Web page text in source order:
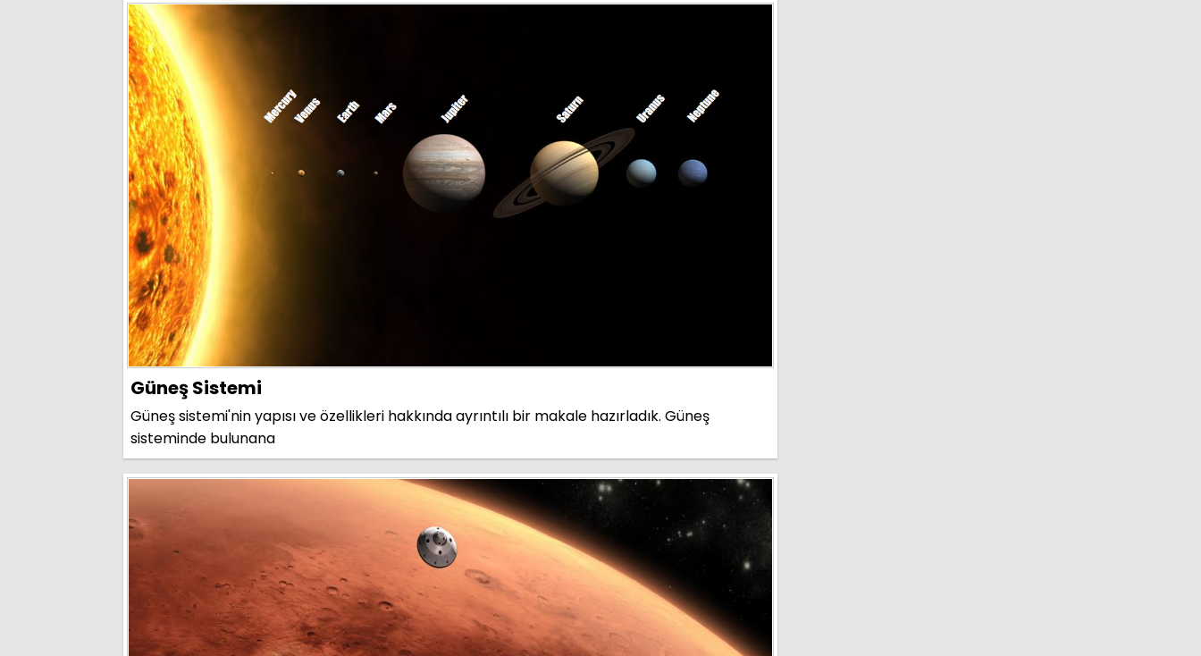
Güneş Sistemi
Güneş sistemi'nin yapısı ve özellikleri hakkında ayrıntılı bir makale hazırladık. Güneş
sisteminde bulunana